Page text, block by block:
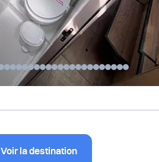
Voir la destination